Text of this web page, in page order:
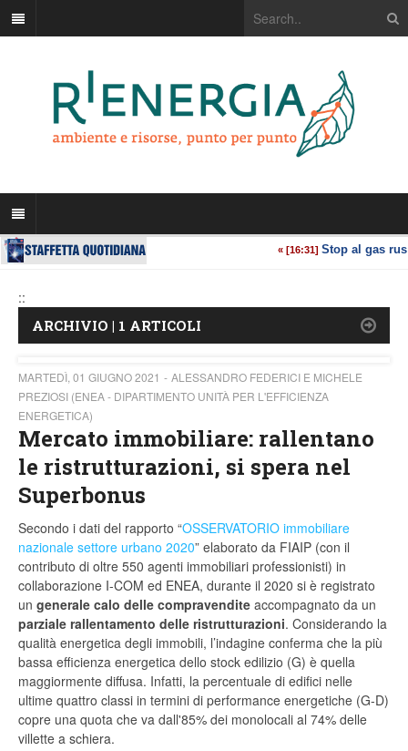
::
ARCHIVIO | 1 ARTICOLI
MARTEDÌ, 01 GIUGNO 2021
ALESSANDRO FEDERICI E MICHELE
PREZIOSI (ENEA - DIPARTIMENTO UNITÀ PER L'EFFICIENZA
ENERGETICA)
Mercato immobiliare: rallentano
le ristrutturazioni, si spera nel
Superbonus
Secondo i dati del rapporto “OSSERVATORIO immobiliare
nazionale settore urbano 2020” elaborato da FIAIP (con il
contributo di oltre 550 agenti immobiliari professionisti) in
collaborazione I-COM ed ENEA, durante il 2020 si è registrato
un generale calo delle compravendite accompagnato da un
parziale rallentamento delle ristrutturazioni. Considerando la
qualità energetica degli immobili, l’indagine conferma che la più
bassa efficienza energetica dello stock edilizio (G) è quella
maggiormente diffusa. Infatti, la percentuale di edifici nelle
ultime quattro classi in termini di performance energetiche (G-D)
copre una quota che va dall'85% dei monolocali al 74% delle
villette a schiera.